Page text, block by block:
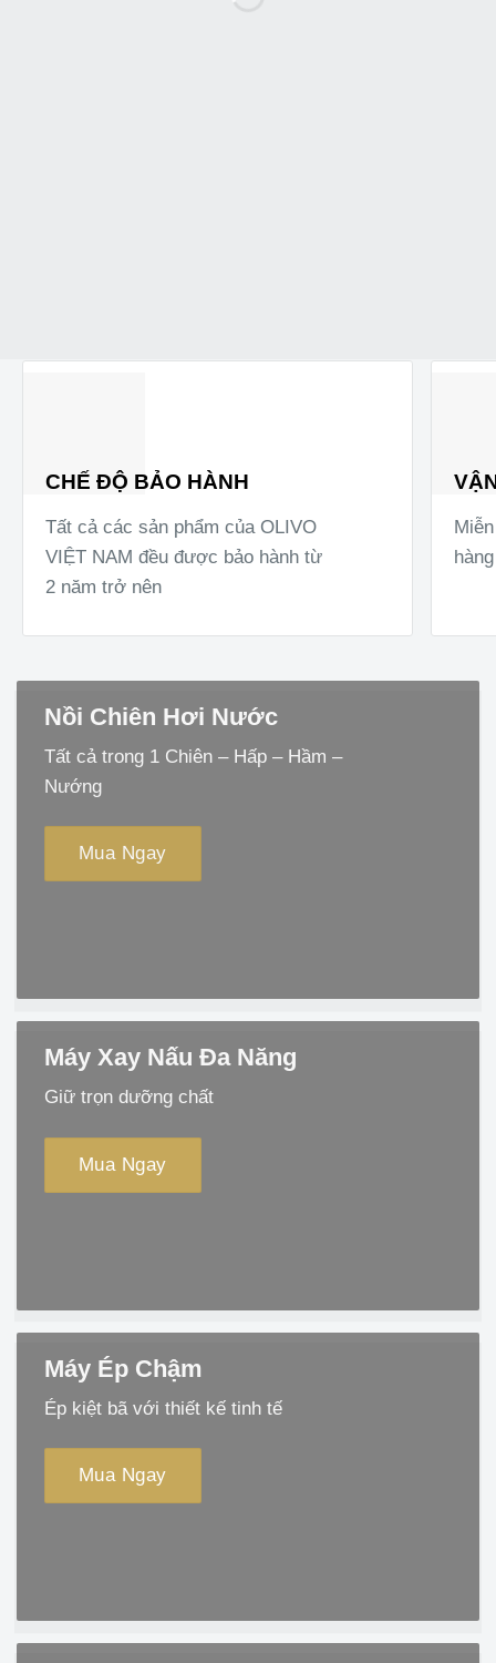
CHẾ ĐỘ BẢO HÀNH
Tất cả các sản phẩm của OLIVO
VIỆT NAM đều được bảo hành từ
2 năm trở nên
Nồi Chiên Hơi Nước
Tất cả trong 1 Chiên – Hấp – Hầm –
Nướng
Mua Ngay
Máy Xay Nấu Đa Năng
Giữ trọn dưỡng chất
Mua Ngay
Máy Ép Chậm
Ép kiệt bã với thiết kế tinh tế
Mua Ngay